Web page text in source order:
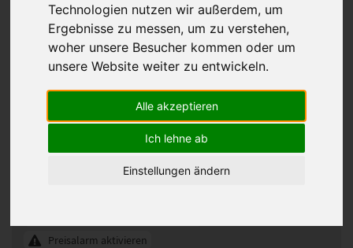
Technologien nutzen wir außerdem, um
Ergebnisse zu messen, um zu verstehen,
woher unsere Besucher kommen oder um
unsere Website weiter zu entwickeln.
Alle akzeptieren
Ich lehne ab
Einstellungen ändern
Gisela Mayer Poise & Berry Perücke
331779
Preisalarm aktivieren